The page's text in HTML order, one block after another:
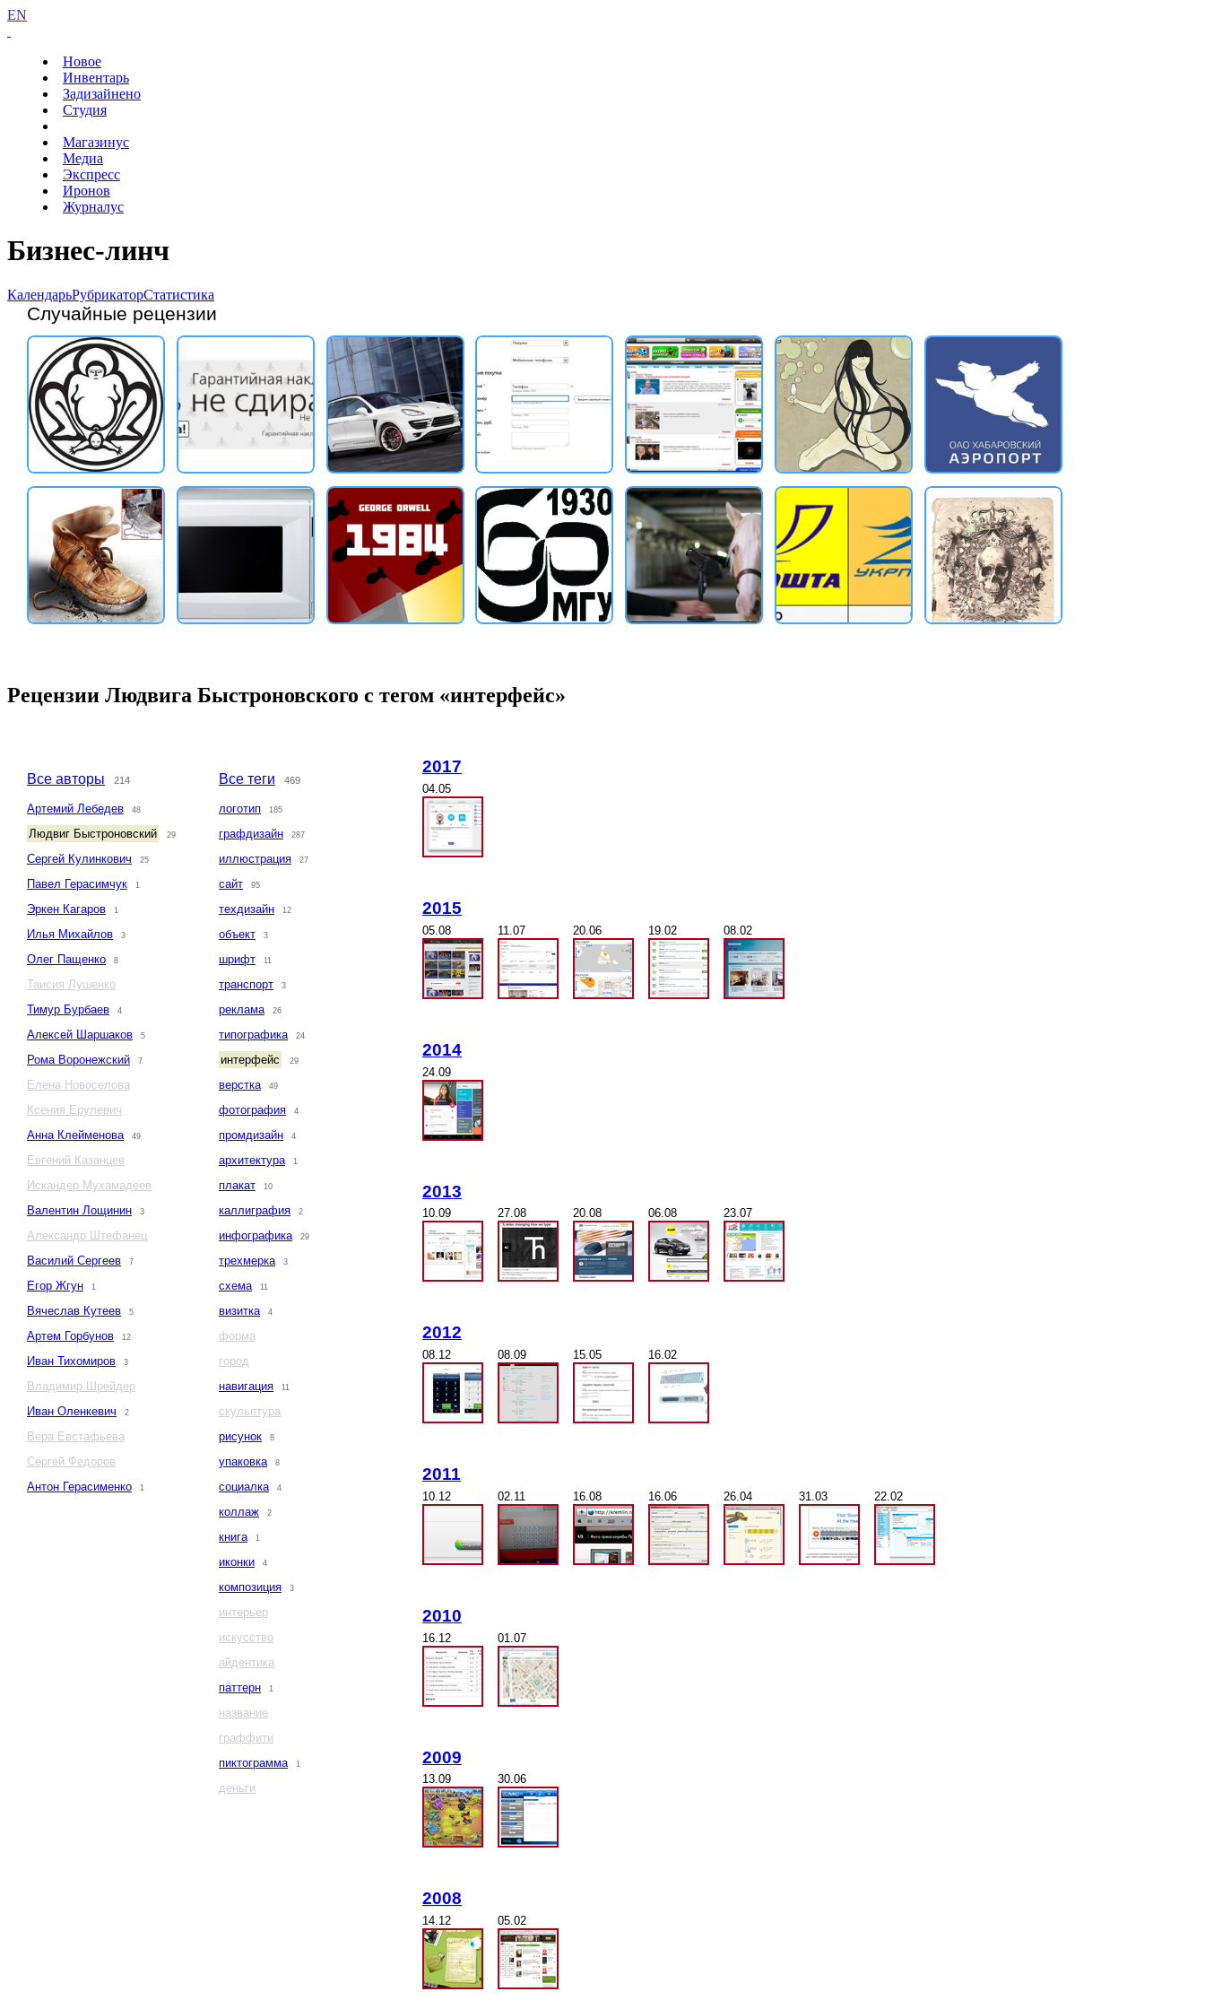
EN
Новое
Инвентарь
Задизайнено
Студия
Магазинус
Медиа
Экспресс
Иронов
Журналус
Бизнес-линч
КалендарьРубрикаторСтатистика
Случайные рецензии
Рецензии Людвига Быстроновского с тегом «интерфейс»
Все авторы 214
Артемий Лебедев 48
Людвиг Быстроновский 29
Сергей Кулинкович 25
Павел Герасимчук 1
Эркен Кагаров 1
Илья Михайлов 3
Олег Пащенко 8
Таисия Лушенко
Тимур Бурбаев
4
Алексей Шаршаков 5
Рома Воронежский 7
Елена Новоселова
Ксения Ерулевич
Анна Клейменова
49
Евгений Казанцев
Искандер Мухамадеев
Валентин Лощинин
3
Александр Штефанец
Василий Сергеев
7
Егор Жгун 1
Вячеслав Кутеев 5
Артем Горбунов 12
Иван Тихомиров 3
Владимир Шрейдер
Иван Оленкевич
2
Вера Евстафьева
Сергей Федоров
Антон Герасименко
1
Все теги 469
логотип 185
графдизайн 287
иллюстрация 27
сайт 95
техдизайн 12
объект 3
шрифт 11
транспорт 3
реклама 26
типографика 24
интерфейс 29
верстка 49
фотография 4
промдизайн 4
архитектура 1
плакат 10
каллиграфия 2
инфографика 29
трехмерка 3
схема 11
визитка 4
форма
город
навигация
11
скульптура
рисунок
8
упаковка 8
социалка 4
коллаж 2
книга 1
иконки 4
композиция 3
интерьер
искусство
айдентика
паттерн
1
название
граффити
пиктограмма
1
деньги
2017
04.05
2015
05.08 11.07 20.06 19.02 08.02
2014
24.09
2013
10.09 27.08 20.08 06.08 23.07
2012
08.12 08.09 15.05 16.02
2011
10.12 02.11 16.08 16.06 26.04 31.03 22.02
2010
16.12 01.07
2009
13.09 30.06
2008
14.12 05.02